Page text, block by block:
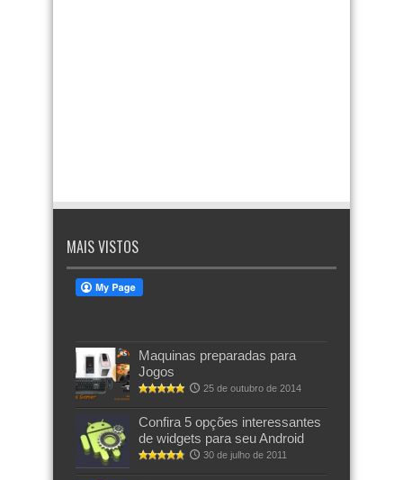
MAIS VISTOS
Maquinas preparadas para
Jogos
25 de outubro de 2014
Confira 5 opções interessantes
de widgets para seu Android
30 de julho de 2011